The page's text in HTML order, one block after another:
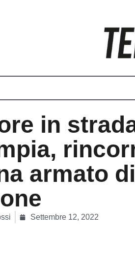
in
armato di
Settembre 12, 2022